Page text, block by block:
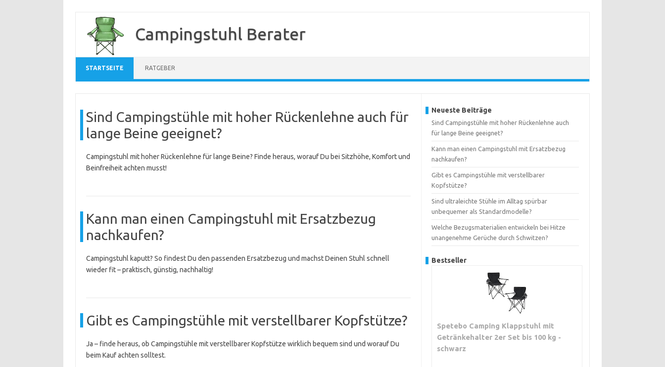
springen
Campingstuhl Berater
STARTSEITE RATGEBER
Sind Campingstühle mit hoher Rückenlehne auch für
lange Beine geeignet?
Campingstuhl mit hoher Rückenlehne für lange Beine? Finde heraus, worauf Du bei Sitzhöhe, Komfort und
Beinfreiheit achten musst!
Kann man einen Campingstuhl mit Ersatzbezug
nachkaufen?
Campingstuhl kaputt? So findest Du den passenden Ersatzbezug und machst Deinen Stuhl schnell
wieder fit – praktisch, günstig, nachhaltig!
Gibt es Campingstühle mit verstellbarer Kopfstütze?
Ja – finde heraus, ob Campingstühle mit verstellbarer Kopfstütze wirklich bequem sind und worauf Du
beim Kauf achten solltest.
Neueste Beiträge
Sind Campingstühle mit hoher Rückenlehne auch
für lange Beine geeignet?
Kann man einen Campingstuhl mit Ersatzbezug
nachkaufen?
Gibt es Campingstühle mit verstellbarer
Kopfstütze?
Sind ultraleichte Stühle im Alltag spürbar
unbequemer als Standardmodelle?
Welche Bezugsmaterialien entwickeln bei Hitze
unangenehme Gerüche durch Schwitzen?
Bestseller
Spetebo Camping Klappstuhl mit
Getränkehalter 2er Set bis 100 kg -
schwarz